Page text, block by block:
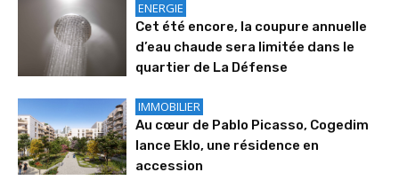
ENERGIE
Cet été encore, la coupure annuelle
d’eau chaude sera limitée dans le
quartier de La Défense
IMMOBILIER
Au cœur de Pablo Picasso, Cogedim
lance Eklo, une résidence en
accession